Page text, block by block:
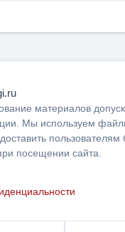
материалов
Мы используем
пользователям
посещении сайта.